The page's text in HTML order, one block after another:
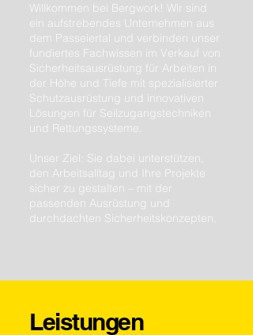
Willkommen bei Bergwork! Wir sind
ein aufstrebendes Unternehmen aus
dem Passeiertal und verbinden unser
fundiertes Fachwissen im Verkauf von
Sicherheitsausrüstung für Arbeiten in
der Höhe und Tiefe mit spezialisierter
Schutzausrüstung und innovativen
Lösungen für Seilzugangstechniken
und Rettungssysteme.
Unser Ziel: Sie dabei unterstützen,
den Arbeitsalltag und Ihre Projekte
sicher zu gestalten – mit der
passenden Ausrüstung und
durchdachten Sicherheitskonzepten.
Leistungen